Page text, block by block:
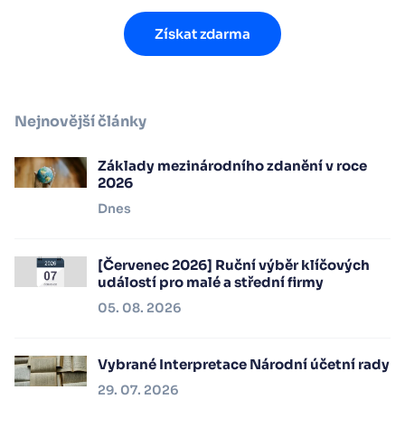
Získat zdarma
Nejnovější články
Základy mezinárodního zdanění v roce
2026
Dnes
[Červenec 2026] Ruční výběr klíčových
událostí pro malé a střední firmy
05. 08. 2026
Vybrané Interpretace Národní účetní rady
29. 07. 2026